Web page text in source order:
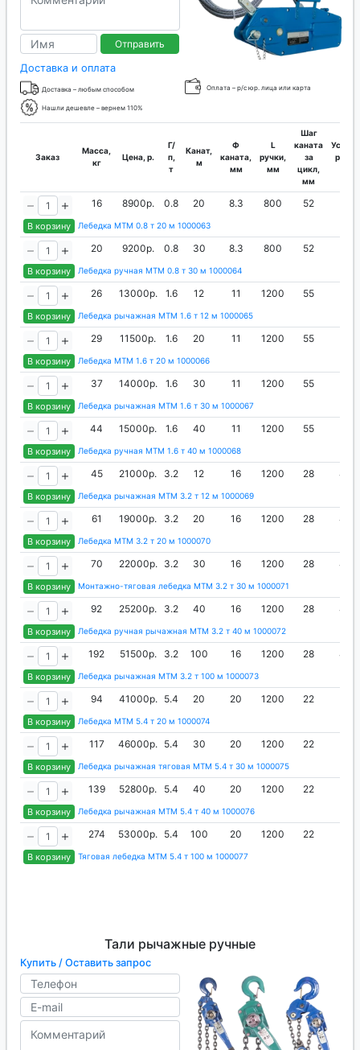
Отправить
Доставка и оплата
Доставка – любым способом Оплата – р/с юр. лица или карта
Нашли дешевле – вернем 110%
Заказ
Масса,
кг
Цена, р.
Г/
п,
т
Канат,
м
Ф
каната,
мм
L
ручки,
мм
Шаг
каната
за
цикл,
мм
Усилие
руки,
В корзину
16 8900р. 0.8 20 8.3 800 52
Лебедка МТМ 0.8 т 20 м 1000063
В корзину
20 9200р. 0.8 30 8.3 800 52
Лебедка ручная МТМ 0.8 т 30 м 1000064
В корзину
26 13000р. 1.6 12 11 1200 55
Лебедка рычажная МТМ 1.6 т 12 м 1000065
В корзину
29 11500р. 1.6 20 11 1200 55
Лебедка МТМ 1.6 т 20 м 1000066
В корзину
37 14000р. 1.6 30 11 1200 55
Лебедка рычажная МТМ 1.6 т 30 м 1000067
В корзину
44 15000р. 1.6 40 11 1200 55
Лебедка ручная МТМ 1.6 т 40 м 1000068
В корзину
45 21000р. 3.2 12 16 1200 28 44
Лебедка рычажная МТМ 3.2 т 12 м 1000069
В корзину
61 19000р. 3.2 20 16 1200 28 44
Лебедка МТМ 3.2 т 20 м 1000070
В корзину
70 22000р. 3.2 30 16 1200 28 44
Монтажно-тяговая лебедка МТМ 3.2 т 30 м 1000071
В корзину
92 25200р. 3.2 40 16 1200 28 44
Лебедка ручная рычажная МТМ 3.2 т 40 м 1000072
В корзину
192 51500р. 3.2 100 16 1200 28 44
Лебедка рычажная МТМ 3.2 т 100 м 1000073
В корзину
94 41000р. 5.4 20 20 1200 22
Лебедка МТМ 5.4 т 20 м 1000074
В корзину
117 46000р. 5.4 30 20 1200 22
Лебедка рычажная тяговая МТМ 5.4 т 30 м 1000075
В корзину
139 52800р. 5.4 40 20 1200 22
Лебедка рычажная МТМ 5.4 т 40 м 1000076
В корзину
274 53000р. 5.4 100 20 1200 22
Тяговая лебедка МТМ 5.4 т 100 м 1000077
Тали рычажные ручные
Купить / Оставить запрос